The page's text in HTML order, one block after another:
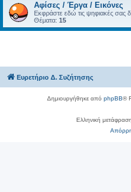
Αφίσες / Έργα / Εικόνες
Εκφράστε εδώ τις ψηφιακές σας
Θέματα: 15
Ευρετήριο Δ. Συζήτησης
Δημιουργήθηκε από phpBB®
Ελληνική